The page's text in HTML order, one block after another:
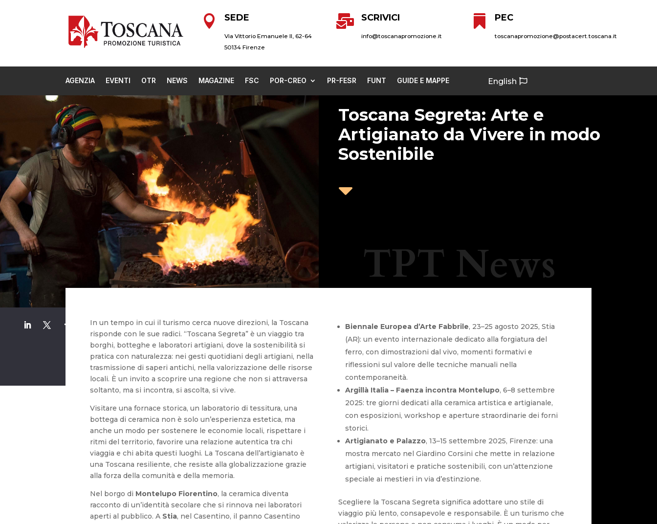
 SEDE
Via Vittorio Emanuele II, 62-64
50134 Firenze
 SCRIVICI
info@toscanapromozione.it
 PEC
toscanapromozione@postacert.toscana.it
AGENZIA EVENTI OTR NEWS MAGAZINE FSC POR-CREO PR-FESR FUNT GUIDE E MAPPE English
TPT News
Toscana Segreta: Arte e
Artigianato da Vivere in modo
Sostenibile

In un tempo in cui il turismo cerca nuove direzioni, la Toscana
risponde con le sue radici. “Toscana Segreta” è un viaggio tra
borghi, botteghe e laboratori artigiani, dove la sostenibilità si
pratica con naturalezza: nei gesti quotidiani degli artigiani, nella
trasmissione di saperi antichi, nella valorizzazione delle risorse
locali. È un invito a scoprire una regione che non si attraversa
soltanto, ma si incontra, si ascolta, si vive.
Visitare una fornace storica, un laboratorio di tessitura, una
bottega di ceramica non è solo un’esperienza estetica, ma
anche un modo per sostenere le economie locali, rispettare i
ritmi del territorio, favorire una relazione autentica tra chi
viaggia e chi abita questi luoghi. La Toscana dell’artigianato è
una Toscana resiliente, che resiste alla globalizzazione grazie
alla forza della comunità e della memoria.
Nel borgo di Montelupo Fiorentino, la ceramica diventa
racconto di un’identità secolare che si rinnova nei laboratori
aperti al pubblico. A Stia, nel Casentino, il panno Casentino
Biennale Europea d’Arte Fabbrile, 23–25 agosto 2025, Stia
(AR): un evento internazionale dedicato alla forgiatura del
ferro, con dimostrazioni dal vivo, momenti formativi e
riflessioni sul valore delle tecniche manuali nella
contemporaneità.
Argillà Italia – Faenza incontra Montelupo, 6–8 settembre
2025: tre giorni dedicati alla ceramica artistica e artigianale,
con esposizioni, workshop e aperture straordinarie dei forni
storici.
Artigianato e Palazzo, 13–15 settembre 2025, Firenze: una
mostra mercato nel Giardino Corsini che mette in relazione
artigiani, visitatori e pratiche sostenibili, con un’attenzione
speciale ai mestieri in via d’estinzione.
Scegliere la Toscana Segreta significa adottare uno stile di
viaggio più lento, consapevole e responsabile. È un turismo che